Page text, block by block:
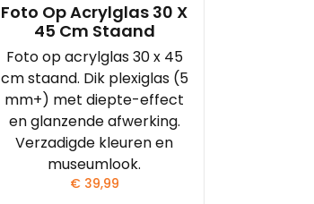
Foto Op Acrylglas 30 X
45 Cm Staand
Foto op acrylglas 30 x 45
cm staand. Dik plexiglas (5
mm+) met diepte-effect
en glanzende afwerking.
Verzadigde kleuren en
museumlook.
€39,99